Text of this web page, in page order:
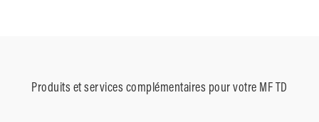
Produits et services complémentaires pour votre MF TD